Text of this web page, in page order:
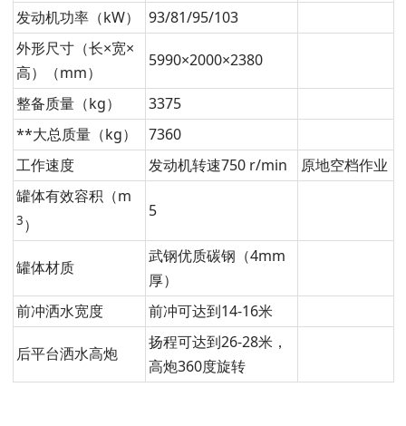
发动机功率（kW）
93/81/95/103
外形尺寸（长×宽×
高）（mm）
5990×2000×2380
整备质量（kg）
3375
**大总质量（kg）
7360
工作速度
发动机转速750 r/min
原地空档作业
罐体有效容积（m
3）
5
罐体材质
武钢优质碳钢（4mm
厚）
前冲洒水宽度
前冲可达到14-16米
后平台洒水高炮
扬程可达到26-28米，
高炮360度旋转